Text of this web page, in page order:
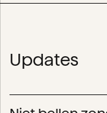
Updates